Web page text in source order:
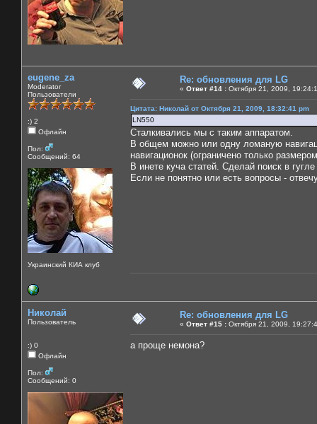
eugene_za
Moderator
Пользователи
:) 2
Офлайн
Пол:
Сообщений: 64
Украинский КИА клуб
Re: обновления для LG
« Ответ #14 : Октября 21, 2009,
Цитата: Николай от Октября 21, 2009, 18:32:41 pm
LN550
Сталкивались мы с таким аппаратом.
В общем можно или одну ломаную
навигационок (ограничено только
В инете куча статей. Сделай поиск в
Если не понятно или есть вопросы -
Николай
Пользователь
:) 0
Офлайн
Пол:
Сообщений: 0
Re: обновления для LG
« Ответ #15 : Октября 21, 2009,
а проще немона?